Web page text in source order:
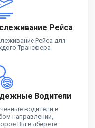
Рейса
Рейса для
Трансфера
Водители
водители в
направлении,
Вы выберете.